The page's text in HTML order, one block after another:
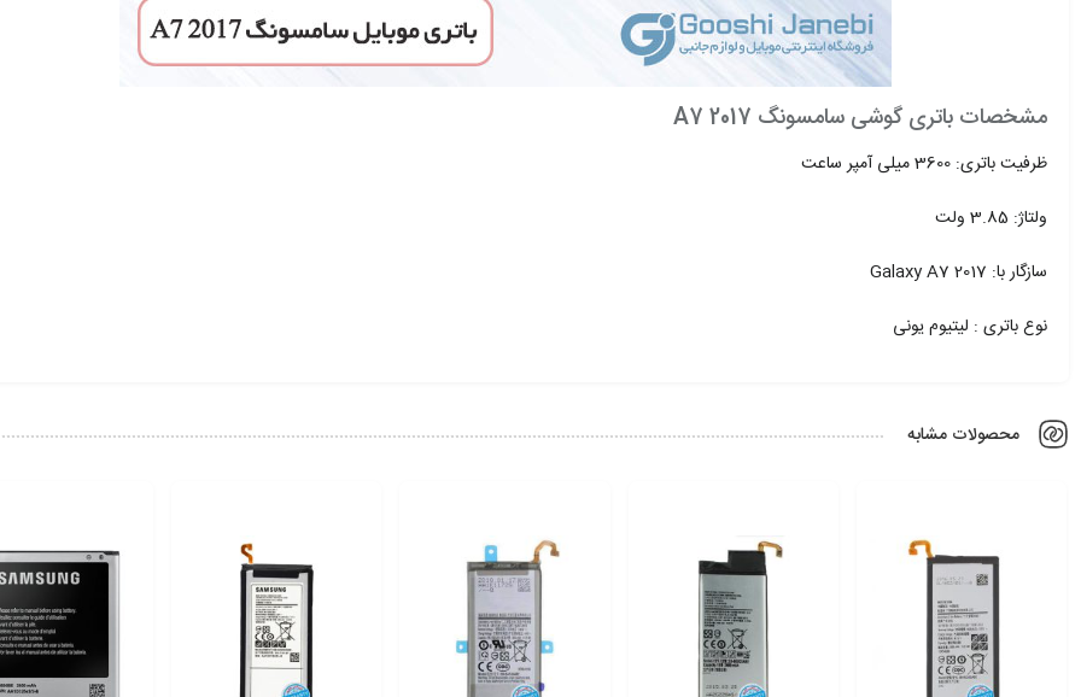
مشخصات باتری گوشی سامسونگ A7 2017
ظرفیت باتری: 3600 ميلی آمپر ساعت
ولتاژ: 3.85 ولت
سازگار با: Galaxy A7 2017
نوع باتری : لیتیوم یونی
محصولات مشابه